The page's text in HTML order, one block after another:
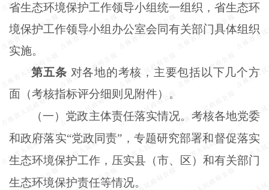
省生态环境保护工作领导小组统一组织，省生态环
境保护工作领导小组办公室会同有关部门具体组织
实施。
第五条 对各地的考核，主要包括以下几个方
面（考核指标评分细则见附件）。
（一）党政主体责任落实情况。考核各地党委
和政府落实“党政同责”，专题研究部署和督促落实
生态环境保护工作，压实县（市、区）和有关部门
生态环境保护责任等情况。